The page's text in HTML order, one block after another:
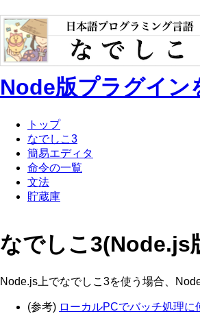
Node版プラグイン
トップ
なでしこ3
簡易エディタ
命令の一覧
文法
貯蔵庫
なでしこ3(Node.js
Node.js上でなでしこ3を使う場合、
(参考) ローカルPCでバッチ処理に